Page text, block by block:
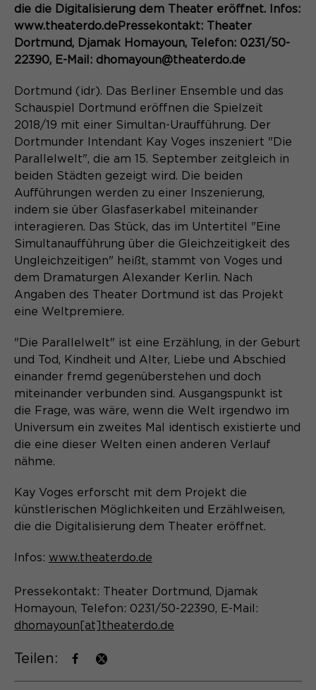
Content Management System dieser
Webseite. Diese Basis-Cookies sind
unerlässlich, damit Ihr Besuch auf der
Website angenehm und flüssig wird:
Sie ermöglichen es der Website, Sie
offen zu halten. Es speichert bei
einem Benutzer-Login für einen
geschlossenen Bereich die Benutzer-
ID als verschlüsselten Wert (sog.
"hash-Wert") zum entsprechenden
Datenbankeintrag des Nutzers.
Name PHPSESSID
Anbieter Session-Cookies
Laufzeit
Schließen des Browsers wieder
Zweck
PHPs Standard Sitzungs- Identifikation
(Formulare).
Name be_typo_user
Laufzeit Ende der Sitzung
Zweck
ob ein Besucher im Typo3-Backend
diese zu verwalten.
Name cookie_optin
Anbieter Sgalinski
Name _pk_id*
Anbieter Matomo
Zweck
Dient zur anonymen
Wiedererkennung eines Besuchers.
Name _pk_ses*
Anbieter Matomo
Laufzeit 30 Minuten
Zweck
Speichert vorübergehend Daten der
aktuellen Sitzung.
Name _pk_ref.*
Anbieter Matomo
6 Monate
Zweck
Name MATOMO_SESSID
Temporäre Session-ID, ohne
personenbezogene Daten.
Cookie-Informationen
Aktivierung Mehrsprachigkeit
Übersetzung der Website-Inhalte durch GTranslate.
Name googtrans
GTranslate Inc.
Laufzeit 1 Jahr
Zweck
Speichert die vom Nutzer gewählte
Sprache für die automatische
Übersetzung der Website.
Cookie-Informationen
die die Digitalisierung dem Theater eröffnet. Infos:
www.theaterdo.dePressekontakt: Theater
Dortmund, Djamak Homayoun, Telefon: 0231/50-
22390, E-Mail: dhomayoun@theaterdo.de
Dortmund (idr). Das Berliner Ensemble und das
Schauspiel Dortmund eröffnen die Spielzeit
2018/19 mit einer Simultan-Uraufführung. Der
Dortmunder Intendant Kay Voges inszeniert "Die
Parallelwelt", die am 15. September zeitgleich in
beiden Städten gezeigt wird. Die beiden
Aufführungen werden zu einer Inszenierung,
indem sie über Glasfaserkabel miteinander
interagieren. Das Stück, das im Untertitel "Eine
Simultanaufführung über die Gleichzeitigkeit des
Ungleichzeitigen" heißt, stammt von Voges und
dem Dramaturgen Alexander Kerlin. Nach
Angaben des Theater Dortmund ist das Projekt
eine Weltpremiere.
"Die Parallelwelt" ist eine Erzählung, in der Geburt
und Tod, Kindheit und Alter, Liebe und Abschied
einander fremd gegenüberstehen und doch
miteinander verbunden sind. Ausgangspunkt ist
die Frage, was wäre, wenn die Welt irgendwo im
Universum ein zweites Mal identisch existierte und
die eine dieser Welten einen anderen Verlauf
nähme.
Kay Voges erforscht mit dem Projekt die
künstlerischen Möglichkeiten und Erzählweisen,
die die Digitalisierung dem Theater eröffnet.
Infos: www.theaterdo.de
Pressekontakt: Theater Dortmund, Djamak
Homayoun, Telefon: 0231/50-22390, E-Mail:
dhomayoun[at]theaterdo.de
Teilen: